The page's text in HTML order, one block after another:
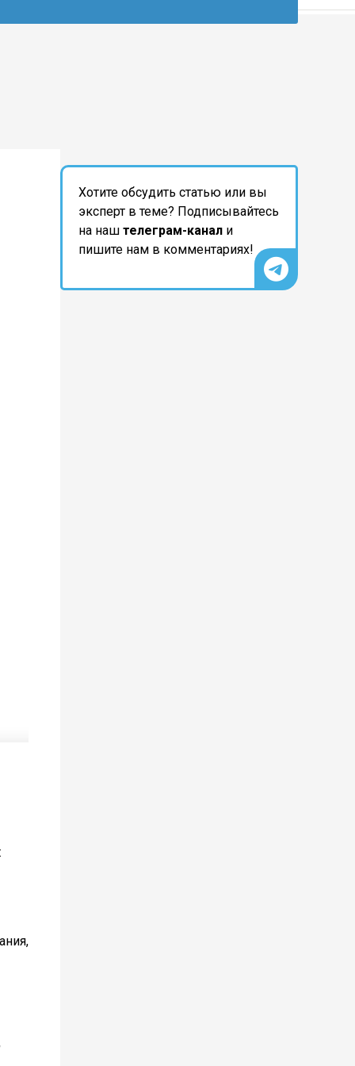
:
Хотите обсудить статью или вы
эксперт в теме? Подписывайтесь
на наш телеграм-канал и
пишите нам в комментариях!